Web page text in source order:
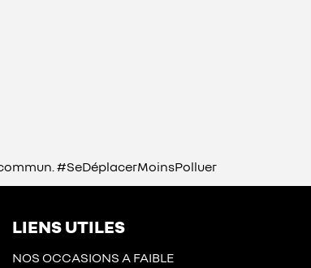
#SeDéplacerMoinsPolluer
LIENS UTILES
NOS OCCASIONS A FAIBLE